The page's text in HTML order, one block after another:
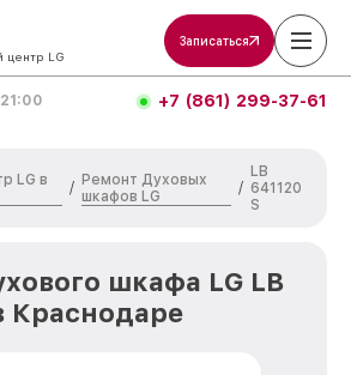
LG
Записаться
21:00 +7 (861) 299-37-61
LG в
/
Ремонт Духовых
шкафов LG
/
LB
641120
S
шкафа LG LB
Краснодаре